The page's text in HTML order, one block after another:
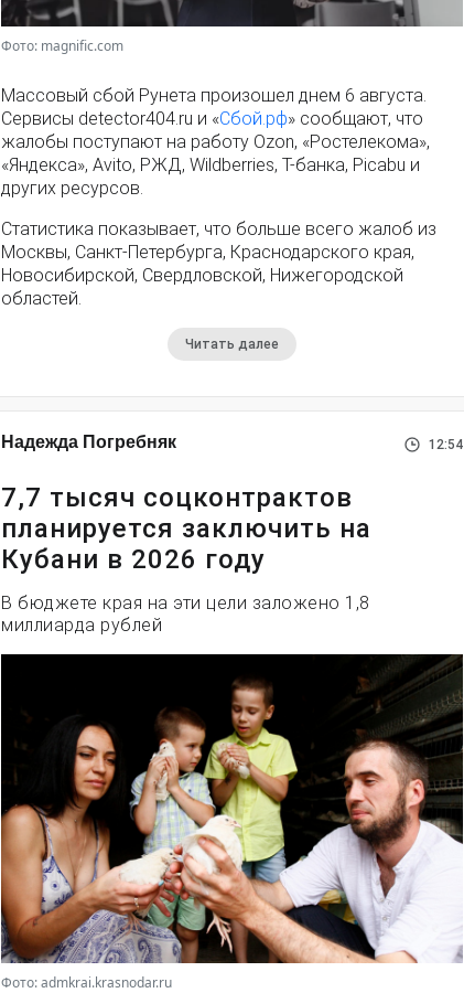
Фото: magnific.com
Массовый сбой Рунета произошел днем 6 августа.
Сервисы detector404.ru и «Сбой.рф» сообщают, что
жалобы поступают на работу Ozon, «Ростелекома»,
«Яндекса», Avito, РЖД, Wildberries, Т-банка, Picabu и
других ресурсов.
Статистика показывает, что больше всего жалоб из
Москвы, Санкт-Петербурга, Краснодарского края,
Новосибирской, Свердловской, Нижегородской
областей.
Читать далее
Надежда Погребняк 12:54
7,7 тысяч соцконтрактов
планируется заключить на
Кубани в 2026 году
В бюджете края на эти цели заложено 1,8
миллиарда рублей
Фото: admkrai.krasnodar.ru